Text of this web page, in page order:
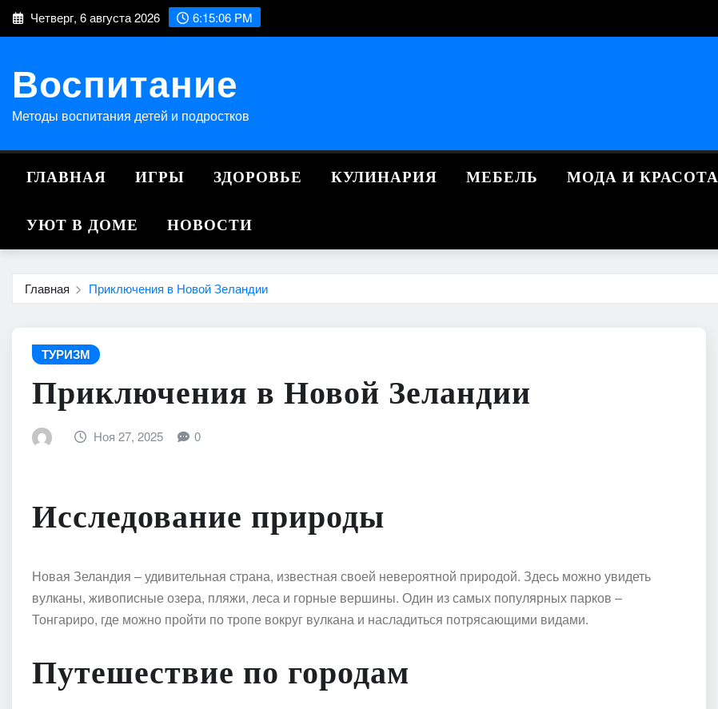
ПерейтиЧетверг, 6 августа 2026 6:15:07 PM
Воспитание
Методы воспитания детей и подростков
ГЛАВНАЯ ИГРЫ ЗДОРОВЬЕ КУЛИНАРИЯ МЕБЕЛЬ МОДА И КРАСОТА
УЮТ В ДОМЕ НОВОСТИ
Главная Приключения в Новой Зеландии
ТУРИЗМ
Приключения в Новой Зеландии
Ноя 27, 2025 0
Исследование природы
Новая Зеландия – удивительная страна, известная своей невероятной природой. Здесь можно увидеть
вулканы, живописные озера, пляжи, леса и горные вершины. Один из самых популярных парков –
Тонгариро, где можно пройти по тропе вокруг вулкана и насладиться потрясающими видами.
Путешествие по городам